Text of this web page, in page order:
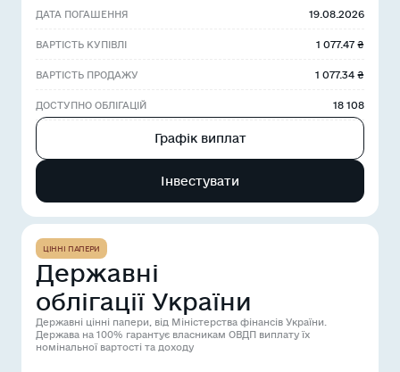
ДАТА ПОГАШЕННЯ 19.08.2026
ВАРТІСТЬ КУПІВЛІ 1 077.47 ₴
ВАРТІСТЬ ПРОДАЖУ 1 077.34 ₴
ДОСТУПНО ОБЛІГАЦІЙ 18 108
Графік виплат
Інвестувати
ЦІННІ ПАПЕРИ
Державні
облігації України
Державні цінні папери, від Міністерства фінансів України.
Держава на 100% гарантує власникам ОВДП виплату їх
номінальної вартості та доходу